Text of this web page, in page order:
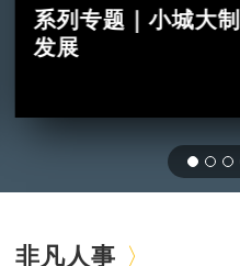
系列专题｜小城大
发展
非凡人事